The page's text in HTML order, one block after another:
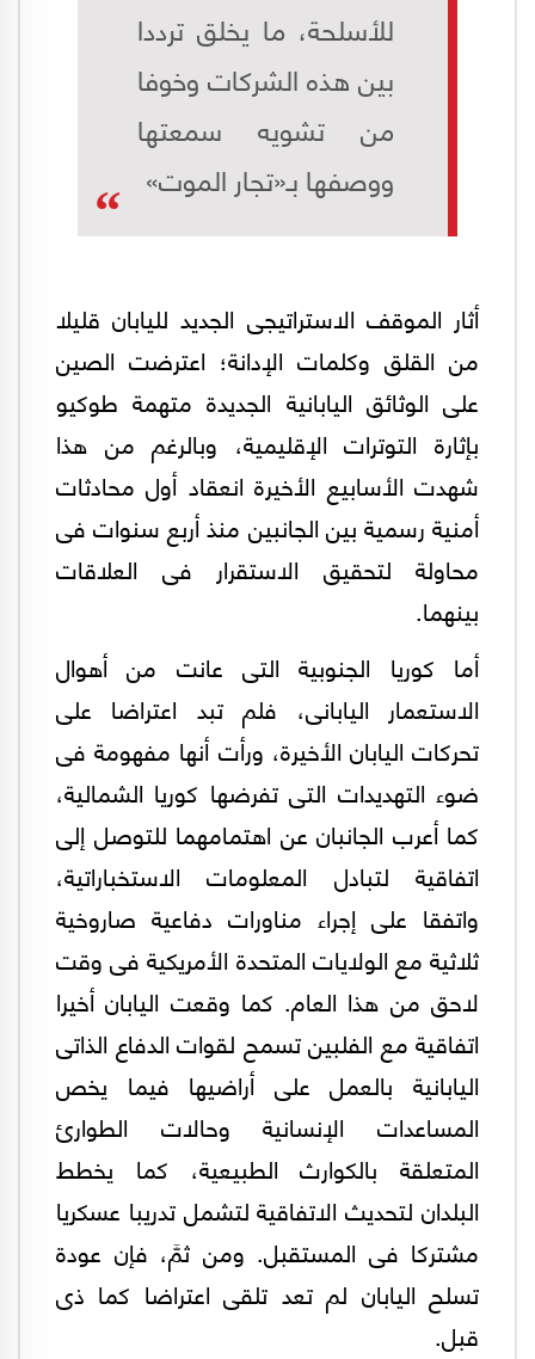
للأسلحة، ما يخلق ترددا
بين هذه الشركات وخوفا
من تشويه سمعتها
ووصفها بـ«تجار الموت»
أثار الموقف الاستراتيجى الجديد لليابان قليلا
من القلق وكلمات الإدانة؛ اعترضت الصين
على الوثائق اليابانية الجديدة متهمة طوكيو
بإثارة التوترات الإقليمية، وبالرغم من هذا
شهدت الأسابيع الأخيرة انعقاد أول محادثات
أمنية رسمية بين الجانبين منذ أربع سنوات فى
محاولة لتحقيق الاستقرار فى العلاقات
بينهما.
أما كوريا الجنوبية التى عانت من أهوال
الاستعمار اليابانى، فلم تبد اعتراضا على
تحركات اليابان الأخيرة، ورأت أنها مفهومة فى
ضوء التهديدات التى تفرضها كوريا الشمالية،
كما أعرب الجانبان عن اهتمامهما للتوصل إلى
اتفاقية لتبادل المعلومات الاستخباراتية،
واتفقا على إجراء مناورات دفاعية صاروخية
ثلاثية مع الولايات المتحدة الأمريكية فى وقت
لاحق من هذا العام. كما وقعت اليابان أخيرا
اتفاقية مع الفلبين تسمح لقوات الدفاع الذاتى
اليابانية بالعمل على أراضيها فيما يخص
المساعدات الإنسانية وحالات الطوارئ
المتعلقة بالكوارث الطبيعية، كما يخطط
البلدان لتحديث الاتفاقية لتشمل تدريبا عسكريا
مشتركا فى المستقبل. ومن ثمَّ، فإن عودة
تسلح اليابان لم تعد تلقى اعتراضا كما ذى
قبل.